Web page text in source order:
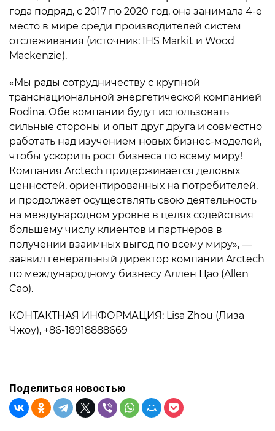
года подряд, с 2017 по 2020 год, она занимала 4-е
место в мире среди производителей систем
отслеживания (источник: IHS Markit и Wood
Mackenzie).
«Мы рады сотрудничеству с крупной
транснациональной энергетической компанией
Rodina. Обе компании будут использовать
сильные стороны и опыт друг друга и совместно
работать над изучением новых бизнес-моделей,
чтобы ускорить рост бизнеса по всему миру!
Компания Arctech придерживается деловых
ценностей, ориентированных на потребителей,
и продолжает осуществлять свою деятельность
на международном уровне в целях содействия
большему числу клиентов и партнеров в
получении взаимных выгод по всему миру», —
заявил генеральный директор компании Arctech
по международному бизнесу Аллен Цао (Allen
Cao).
КОНТАКТНАЯ ИНФОРМАЦИЯ: Lisa Zhou (Лиза
Чжоу), +86-18918888669
Поделиться новостью